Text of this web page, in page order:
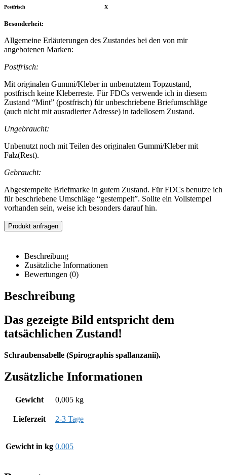
Postfrisch X
Besonderheit:
Allgemeine Erläuterungen des Zustandes bei den von mir
angebotenen Marken:
Postfrisch:
Mit originalen Gummi/Kleber in unbenutztem Topzustand,
postfrisch keine Kleberreste. Für FDCs verwende ich in diesem
Zustand “Mint” (postfrisch) für unbeschriebene Briefumschläge
(auch nicht mit ausradierter Adresse) in tadellosem Zustand.
Ungebraucht:
Unbenutzt noch mit Teilen des originalen Gummi/Kleber mit
Falz(Rest).
Gebraucht:
Abgestempelte Briefmarke in gutem Zustand. Für FDCs benutze ich
für beschriebene Umschläge “gestempelt”. Sollte ein Vollstempel
vorhanden sein, weise ich besonders darauf hin.
Produkt anfragen
Beschreibung
Zusätzliche Informationen
Bewertungen (0)
Beschreibung
Das gezeigte Bild entspricht dem
tatsächlichen Zustand!
Schraubensabelle (Spirographis spallanzanii).
Zusätzliche Informationen
Gewicht 0,005 kg
Lieferzeit 2-3 Tage
Gewicht in kg 0.005